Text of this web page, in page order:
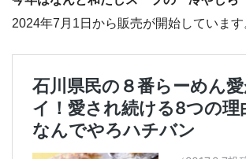
2024年7月1日から販売が開始しています